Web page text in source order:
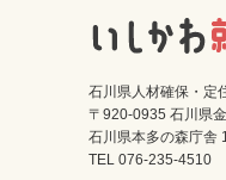
石川県人材確保・定
〒920-0935 石川県
石川県本多の森庁舎
TEL 076-235-4510